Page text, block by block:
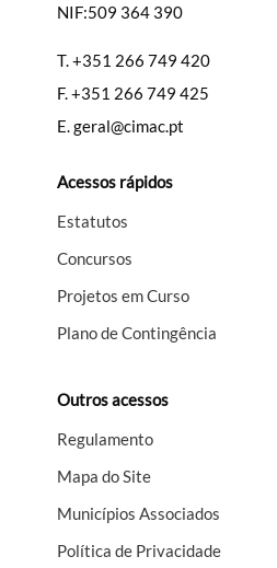
Filtros
NIF:509 364 390
T.+351 266 749 420
F.+351 266 749 425
E.geral@cimac.pt
Acessos rápidos
Estatutos
Concursos
Projetos em Curso
Plano de Contingência
Outros acessos
Regulamento
Mapa do Site
Municípios Associados
Política de Privacidade